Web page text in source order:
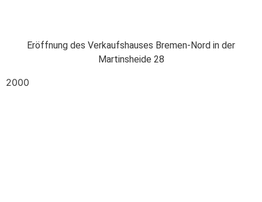
Eröffnung des Verkaufshauses Bremen-Nord in der
Martinsheide 28
2000